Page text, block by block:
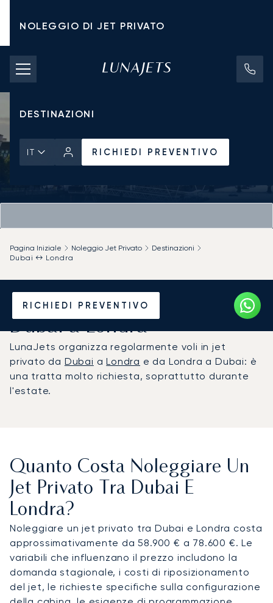
NOLEGGIO DI JET PRIVATO
TARIFFE DI NOLEGGIO
JET PRIVATI
DESTINAZIONI
IT RICHIEDI PREVENTIVO
RICHIEDI PREVENTIVO
Pagina Iniziale Noleggio Jet Privato
Destinazioni
Dubai ↔ Londra
Noleggia un Jet Privato da
Dubai a Londra
LunaJets organizza regolarmente voli in jet
privato da Dubai aLondra e da Londra a Dubai: è
una tratta molto richiesta, soprattutto durante
l'estate.
Quanto Costa Noleggiare Un
Jet Privato Tra Dubai E
Londra?
Noleggiare un jet privato tra Dubai e Londra costa
approssimativamente da 58.900 € a 78.600 €. Le
variabili che influenzano il prezzo includono la
domanda stagionale, i costi di riposizionamento
del jet, le richieste specifiche sulla configurazione